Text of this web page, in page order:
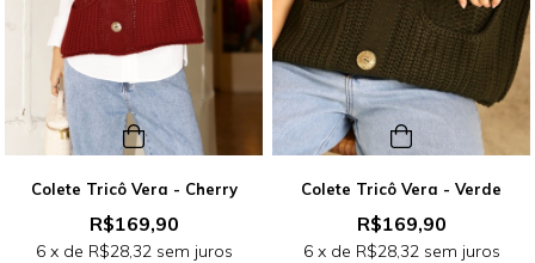
Colete Tricô Vera - Cherry
R$169,90
6x de R$28,32sem juros
Colete Tricô Vera - Verde
R$169,90
6x de R$28,32sem juros